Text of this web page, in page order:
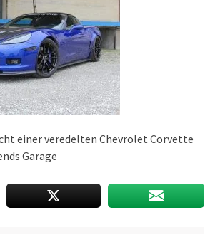
einer veredelten Chevrolet Corvette
Garage